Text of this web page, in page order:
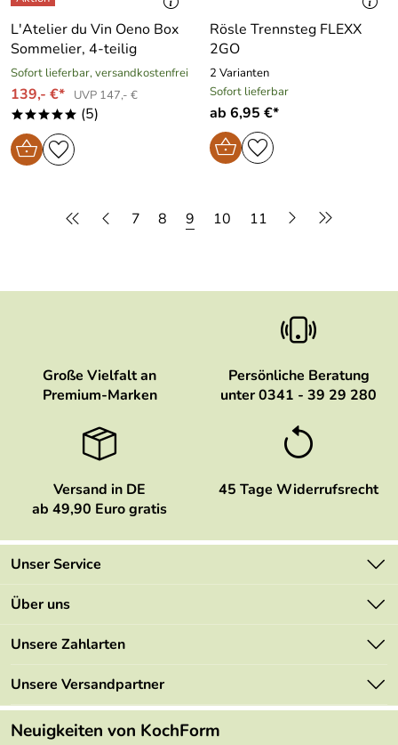
L′Atelier du Vin Oeno Box
Sommelier, 4-teilig
Sofort lieferbar, versandkostenfrei
139,- €* UVP 147,- €
***** (5)
Rösle Trennsteg FLEXX
2GO
2 Varianten
Sofort lieferbar
ab 6,95 €*
7 8 9 10 11
Große Vielfalt an
Premium-Marken
Persönliche Beratung
unter 0341 - 39 29 280
Versand in DE
ab 49,90 Euro gratis
45 Tage Widerrufsrecht
Unser Service
Kontakt
Mehrwertsteuerfrei
Retourenportal
FAQs
Lieferbedingungen
Über uns
Marken
Angebote
Made in Germany
Unsere Zahlarten
Unsere Versandpartner
Neuigkeiten von KochForm